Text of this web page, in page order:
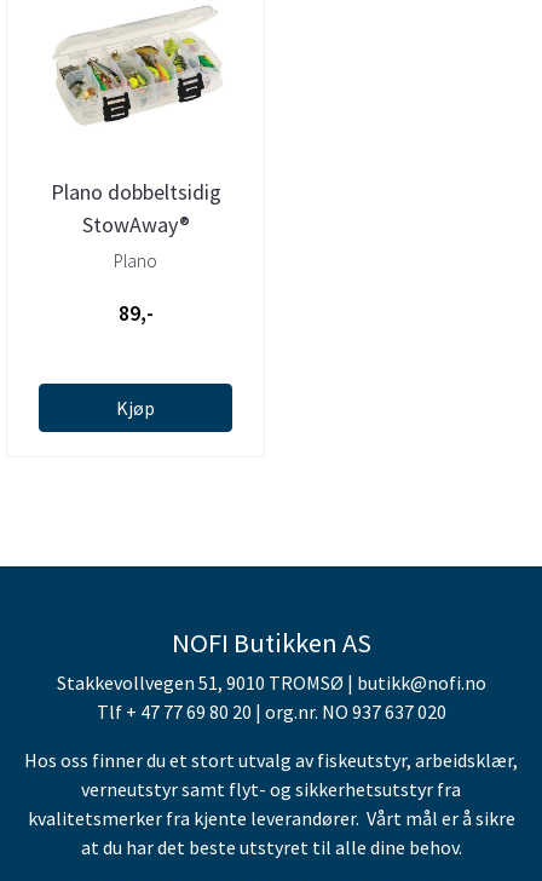
Plano dobbeltsidig
StowAway®
Plano
89,-
Kjøp
NOFI Butikken AS
Stakkevollvegen 51, 9010 TROMSØ | butikk@nofi.no
Tlf + 47 77 69 80 20 | org.nr. NO 937 637 020
Hos oss finner du et stort utvalg av fiskeutstyr, arbeidsklær,
verneutstyr samt flyt- og sikkerhetsutstyr fra
kvalitetsmerker fra kjente leverandører. Vårt mål er å sikre
at du har det beste utstyret til alle dine behov.